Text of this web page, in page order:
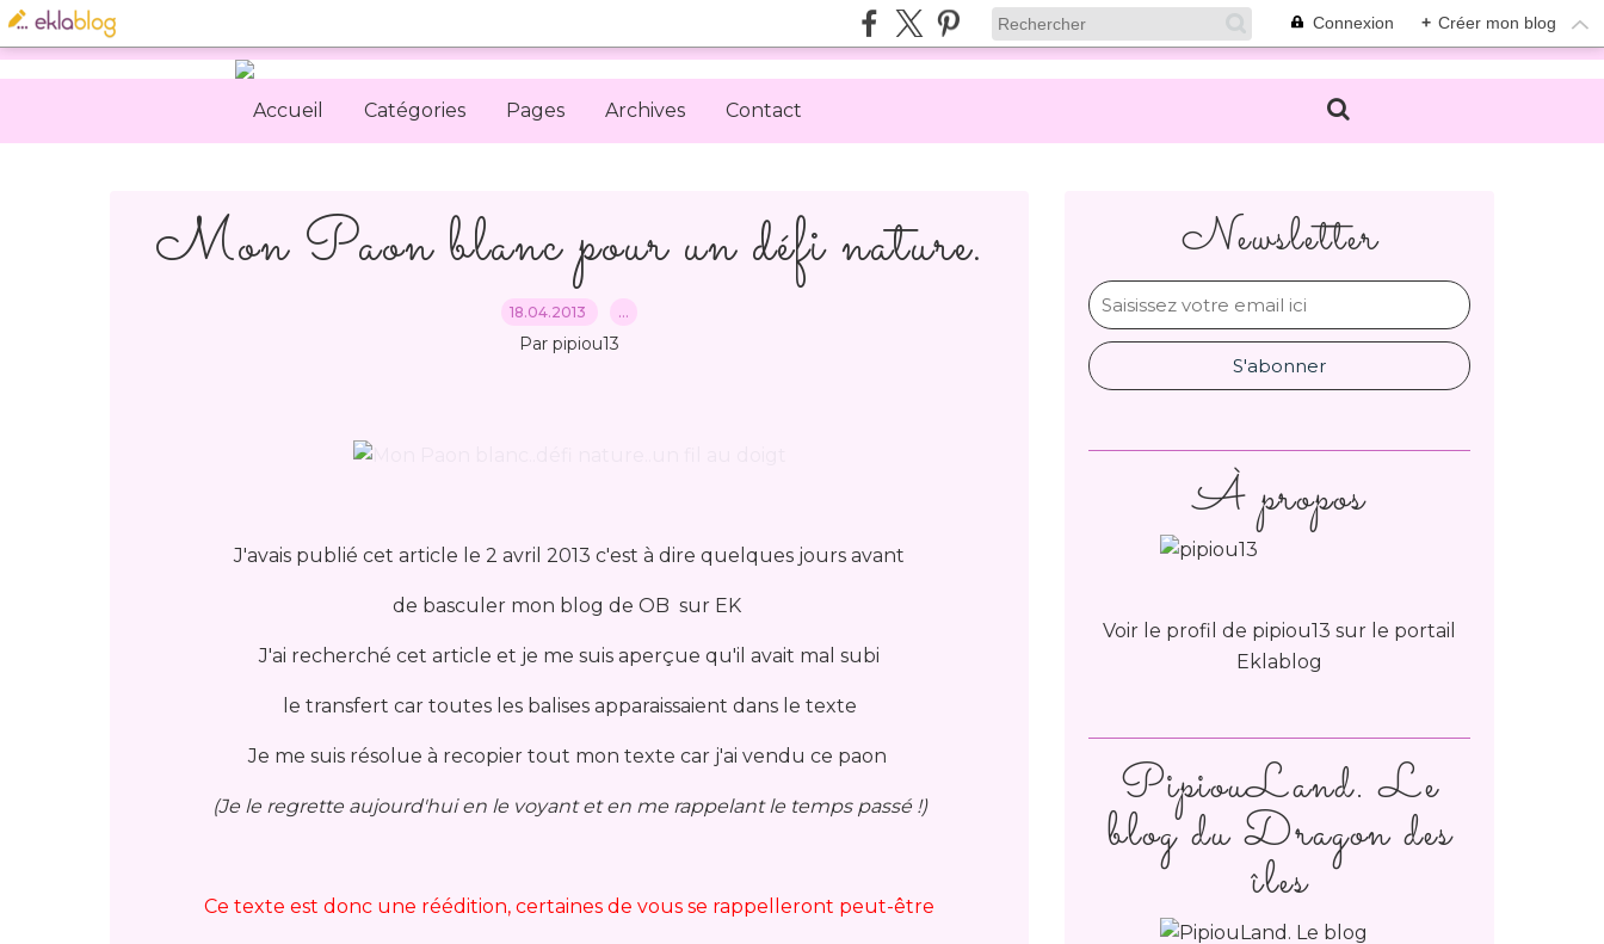
Connexion + Créer mon blog
Accueil Catégories Pages Archives Contact
Mon Paon blanc pour un défi nature.
18.04.2013 …
Par pipiou13
J'avais publié cet article le 2 avril 2013 c'est à dire quelques jours avant
de basculer mon blog de OB sur EK
J'ai recherché cet article et je me suis aperçue qu'il avait mal subi
le transfert car toutes les balises apparaissaient dans le texte
Je me suis résolue à recopier tout mon texte car j'ai vendu ce paon
(Je le regrette aujourd'hui en le voyant et en me rappelant le temps passé !)
Ce texte est donc une réédition, certaines de vous se rappelleront peut-être
Newsletter
PipiouLand. Le
blog du Dragon des
îles
À propos
Voir le profil de pipiou13 sur le portail
Eklablog